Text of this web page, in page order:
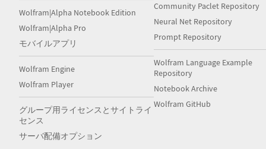
Wolfram|Alpha Notebook Edition
Wolfram|Alpha Pro
モバイルアプリ
Wolfram Engine
Wolfram Player
グループ用ライセンスとサイトライ
センス
サーバ配備オプション
Community Paclet Repository
Neural Net Repository
Prompt Repository
Wolfram Language Example
Repository
Notebook Archive
Wolfram GitHub